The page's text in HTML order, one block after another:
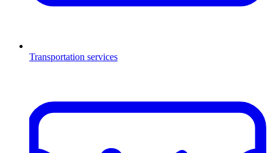
Transportation services